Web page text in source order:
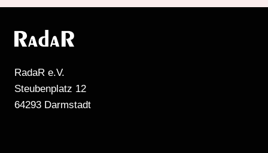
RadaR e.V.
Steubenplatz 12
64293 Darmstadt